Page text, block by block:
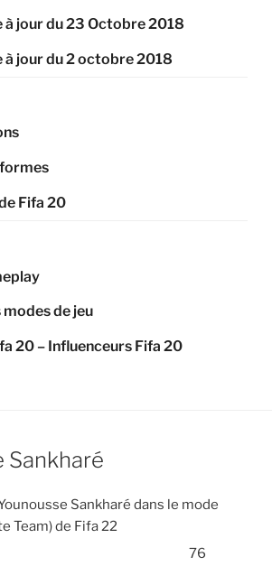
à jour du 23 Octobre 2018
à jour du 2 octobre 2018
Fifa 20
modes de jeu
20 – Influenceurs Fifa 20
Sankharé
Sankharé dans le mode
Team) de Fifa 22
76